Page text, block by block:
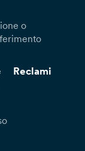
o
Reclami